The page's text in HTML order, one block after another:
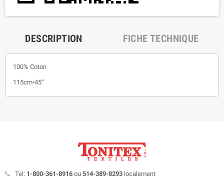
DESCRIPTION FICHE TECHNIQUE
100% Coton
115cm•45”
Tel: 1-800-361-8916 ou 514-389-8293 localement